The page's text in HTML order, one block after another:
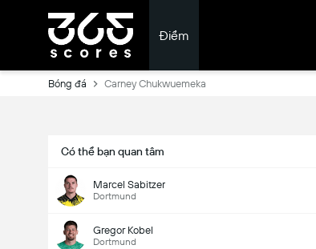
Điểm
Bóng đá Carney Chukwuemeka
Có thể bạn quan tâm
Marcel Sabitzer
Dortmund
Gregor Kobel
Dortmund